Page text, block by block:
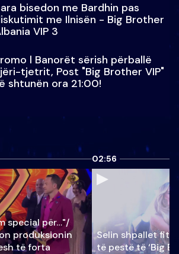
bisedon me Bardhin pas
me Ilnisën - Big Brother
VIP 3
l Banorët sërish përballë
tjetrit, Post "Big Brother VIP"
shtunën ora 21:00!
special për…"/
produksionin
të forta
02:56
Selin shpallet
të pestë të ‘Big